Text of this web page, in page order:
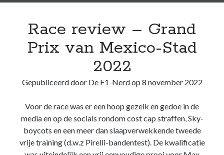
Recente berichten
Het regeldilemma van de Formule 1
Waarom de legaliteit van de McLaren-achtervleugel niet zwart/wit is
Briefje aan Jos – Grand Prix van Bahrein 2024
De Formule 1 weigert Andretti enkel uit hebzucht, ondanks de
Recente reacties
De F1-NerdopHet regeldilemma van de Formule 1
Race review – Grand
Prix van Mexico-Stad
2022
Gepubliceerd door De F1-Nerdop 8 november 2022
Voor de race was er een hoop gezeik en gedoe in de
media en op de socials rondom cost cap straffen, Sky-
boycots en een meer dan slaapverwekkende tweede
vrije training (d.w.z Pirelli-bandentest). De kwalificatie